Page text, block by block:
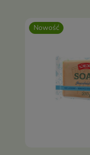
Nowość